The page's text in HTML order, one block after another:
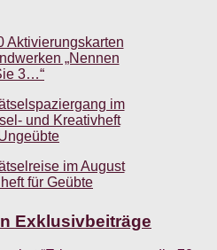
Exklusivbeiträge